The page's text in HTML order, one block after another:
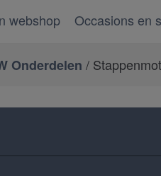
webshop Occasions en
Onderdelen /